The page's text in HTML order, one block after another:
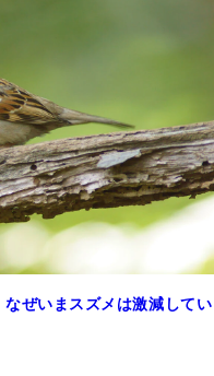
ぜいまスズメは激減してい